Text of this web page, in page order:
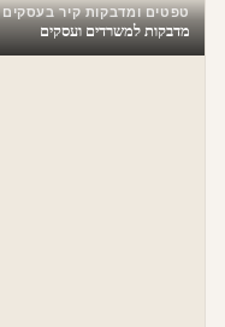
טפטים ומדבקות קיר בעסקים
מדבקות למשרדים ועסקים